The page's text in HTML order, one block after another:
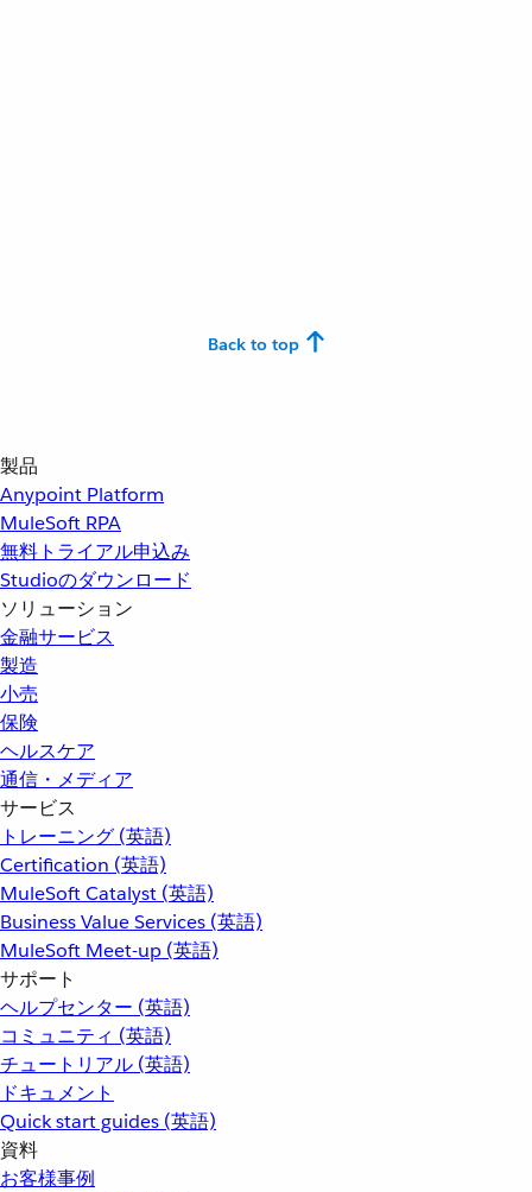
Back to top
製品
Anypoint Platform
MuleSoft RPA
無料トライアル申込み
Studioのダウンロード
ソリューション
金融サービス
製造
小売
保険
ヘルスケア
通信・メディア
サービス
トレーニング (英語)
Certification (英語)
MuleSoft Catalyst (英語)
Business Value Services (英語)
MuleSoft Meet-up (英語)
サポート
ヘルプセンター (英語)
コミュニティ (英語)
チュートリアル (英語)
ドキュメント
Quick start guides (英語)
資料
お客様事例